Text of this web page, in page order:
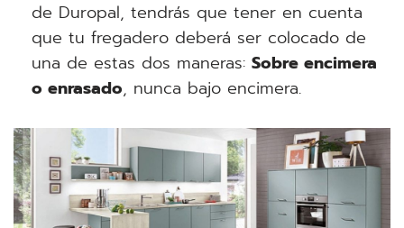
de Duropal, tendrás que tener en cuenta
que tu fregadero deberá ser colocado de
una de estas dos maneras: Sobre encimera
o enrasado, nunca bajo encimera.